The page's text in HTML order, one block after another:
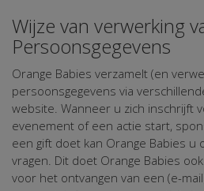
Wijze van verwerking
Persoonsgegevens
Orange Babies verzamelt (en
persoonsgegevens via
website. Wanneer u zich inschrijft
evenement of een actie start,
een gift doet kan Orange Babies u
vragen. Dit doet Orange Babies
voor het ontvangen van een (e-